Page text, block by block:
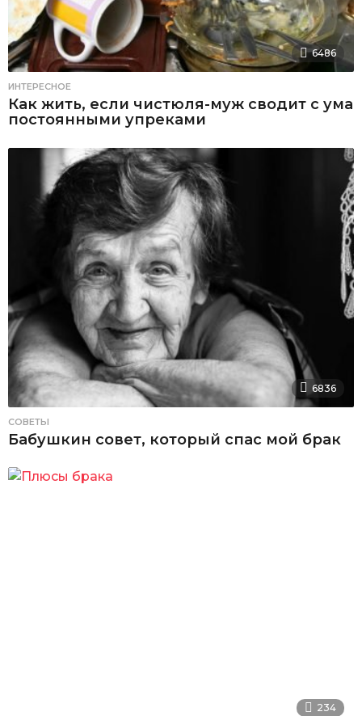
6486
ИНТЕРЕСНОЕ
Как жить, если чистюля-муж сводит с ума
постоянными упреками
6836
СОВЕТЫ
Бабушкин совет, который спас мой брак
234